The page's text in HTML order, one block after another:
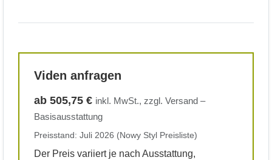
Viden anfragen
ab 505,75 € inkl. MwSt., zzgl. Versand –
Basisausstattung
Preisstand: Juli 2026 (Nowy Styl Preisliste)
Der Preis variiert je nach Ausstattung,